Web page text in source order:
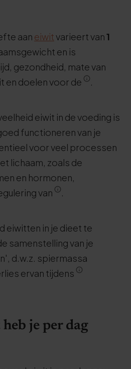
aan eiwitvarieert van1
en is
gezondheid, mate van
en doelen voor de
.
eiwit in de voeding is
functioneren van je
voor veel processen
lichaam, zoals de
en hormonen,
van
.
eiwitten in je dieet te
samenstelling van je
d.w.z. spiermassa
ervan tijdens
je per dag